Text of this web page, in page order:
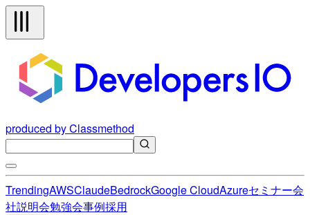
produced by Classmethod
TrendingAWSClaudeBedrockGoogle CloudAzureセミナー会
社説明会勉強会事例採用